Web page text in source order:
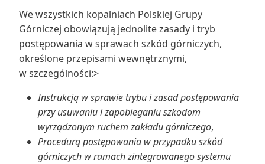
We wszystkich kopalniach Polskiej Grupy
Górniczej obowiązują jednolite zasady i tryb
postępowania w sprawach szkód górniczych,
określone przepisami wewnętrznymi,
w szczególności:>
Instrukcją w sprawie trybu i zasad postępowania
przy usuwaniu i zapobieganiu szkodom
wyrządzonym ruchem zakładu górniczego,
Procedurą postępowania w przypadku szkód
górniczych w ramach zintegrowanego systemu